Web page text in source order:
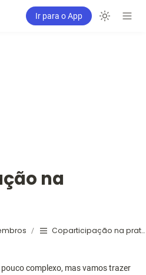
Ir para o App
na
/ Coparticipação na pratica
complexo, mas vamos trazer